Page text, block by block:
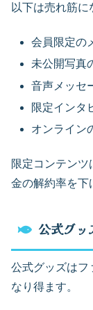
以下は売れ筋に
会員限定の
未公開写真
音声メッセ
限定インタ
オンライン
限定コンテン
金の解約率を下
公式グッ
公式グッズはフ
なり得ます。